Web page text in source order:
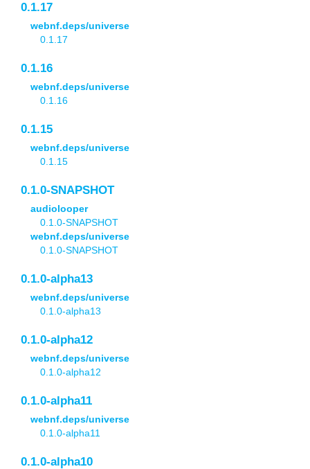
0.1.17
webnf.deps/universe
0.1.17
0.1.16
webnf.deps/universe
0.1.16
0.1.15
webnf.deps/universe
0.1.15
0.1.0-SNAPSHOT
audiolooper
0.1.0-SNAPSHOT
webnf.deps/universe
0.1.0-SNAPSHOT
0.1.0-alpha13
webnf.deps/universe
0.1.0-alpha13
0.1.0-alpha12
webnf.deps/universe
0.1.0-alpha12
0.1.0-alpha11
webnf.deps/universe
0.1.0-alpha11
0.1.0-alpha10